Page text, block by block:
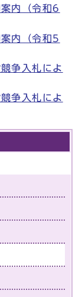
内（令和6
内（令和5
争入札によ
争入札によ